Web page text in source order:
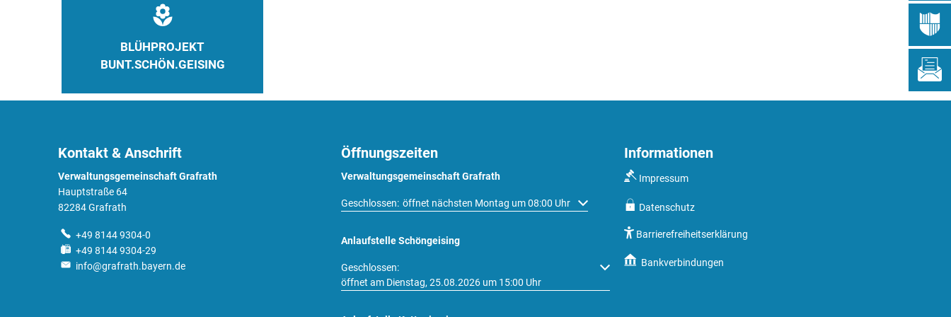
BLÜHPROJEKT
BUNT.SCHÖN.GEISING
Kontakt & Anschrift
Verwaltungsgemeinschaft Grafrath
Hauptstraße 64
82284 Grafrath
+49 8144 9304-0
+49 8144 9304-29
info@grafrath.bayern.de
Öffnungszeiten
Verwaltungsgemeinschaft Grafrath
Klicken, um weitere Öffnungs- oder Schließzeiten auszublenden
Geschlossen: öffnet nächsten Montag um 08:00 Uhr
Anlaufstelle Schöngeising
Klicken, um weitere Öffnungs- oder Schließzeiten auszublenden
Geschlossen:
öffnet am Dienstag, 25.08.2026 um 15:00 Uhr
Informationen
Impressum
Datenschutz
Barrierefreiheitserklärung
Bankverbindungen